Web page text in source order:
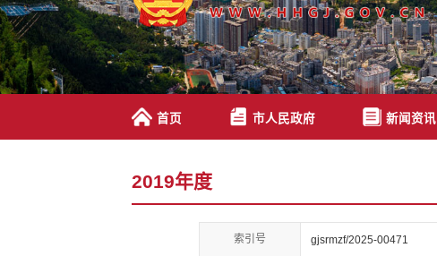
首页 市人民政府 新闻资讯
2019年度
索引号 gjsrmzf/2025-00471